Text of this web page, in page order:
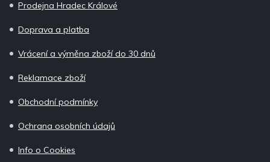
Prodejna Hradec Králové
Doprava a platba
Vrácení a výměna zboží do 30 dnů
Reklamace zboží
Obchodní podmínky
Ochrana osobních údajů
Info o Cookies